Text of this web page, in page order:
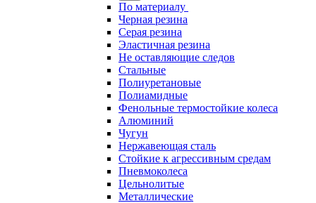
По материалу
Черная резина
Серая резина
Эластичная резина
Не оставляющие следов
Стальные
Полиуретановые
Полиамидные
Фенольные термостойкие колеса
Алюминий
Чугун
Нержавеющая сталь
Стойкие к агрессивным средам
Пневмоколеса
Цельнолитые
Металлические